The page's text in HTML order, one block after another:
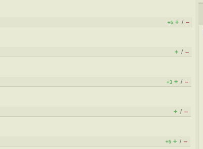
+5 + / –
+ / –
+3 + / –
+ / –
+5 + / –